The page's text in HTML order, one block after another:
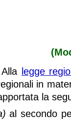
Alla legge
in
la
al secondo